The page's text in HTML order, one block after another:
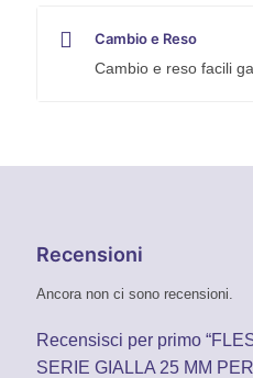
Cambio e Reso
Cambio e reso facili
Recensioni
Ancora non ci sono recensioni.
Recensisci per primo
SERIE GIALLA 25 MM